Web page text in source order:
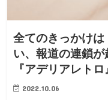
全てのきっかけ
い、報道の連鎖
『アデリアレト
2022.10.06